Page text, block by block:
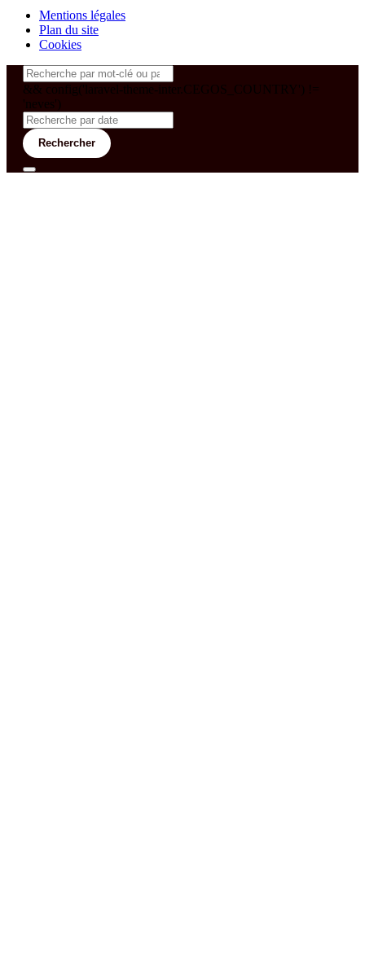
Mentions légales
Plan du site
Cookies
&& config('laravel-theme-inter.CEGOS_COUNTRY') !=
'neves')
Rechercher